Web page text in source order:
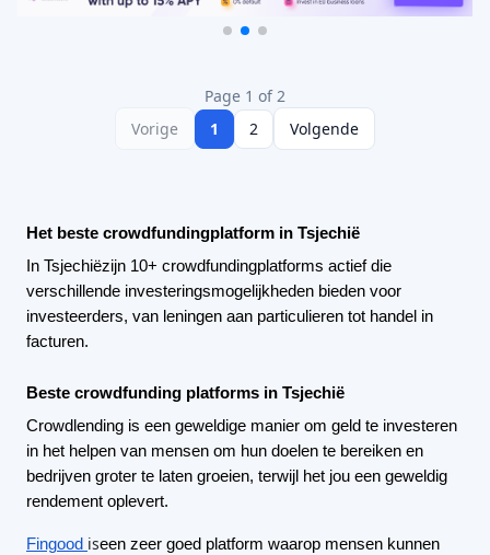
Page 1 of 2
Vorige
1 2 Volgende
Het beste crowdfundingplatform in Tsjechië
In Tsjechiëzijn 10+ crowdfundingplatforms actief die
verschillende investeringsmogelijkheden bieden voor
investeerders, van leningen aan particulieren tot handel in
facturen.
Beste crowdfunding platforms in Tsjechië
Crowdlending is een geweldige manier om geld te investeren
in het helpen van mensen om hun doelen te bereiken en
bedrijven groter te laten groeien, terwijl het jou een geweldig
rendement oplevert.
Fingood iseen zeer goed platform waarop mensen kunnen